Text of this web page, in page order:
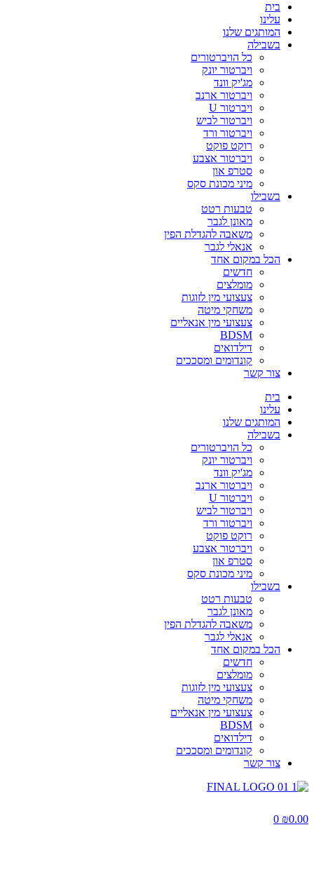
בית
עלינו
המותגים שלנו
בשבילה
כל הויברטורים
ויברטור יונק
מג'יק וונד
ויברטור ארנב
ויברטור U
ויברטור לביש
ויברטור ורד
רוקט פוקט
ויברטור אצבע
סטרפ און
מיני מכונת סקס
בשבילו
טבעות רטט
מאונן לגבר
משאבה להגדלת הפין
אנאלי לגבר
הכל במקום אחד
חדשים
מומלצים
צעצועי מין לזוגות
משחקי מיטה
צעצועי מין אנאליים
BDSM
דילדואים
קונדומים ומסככים
צור קשר
בית
עלינו
המותגים שלנו
בשבילה
כל הויברטורים
ויברטור יונק
מג'יק וונד
ויברטור ארנב
ויברטור U
ויברטור לביש
ויברטור ורד
רוקט פוקט
ויברטור אצבע
סטרפ און
מיני מכונת סקס
בשבילו
טבעות רטט
מאונן לגבר
משאבה להגדלת הפין
אנאלי לגבר
הכל במקום אחד
חדשים
מומלצים
צעצועי מין לזוגות
משחקי מיטה
צעצועי מין אנאליים
BDSM
דילדואים
קונדומים ומסככים
צור קשר
₪0.00
0